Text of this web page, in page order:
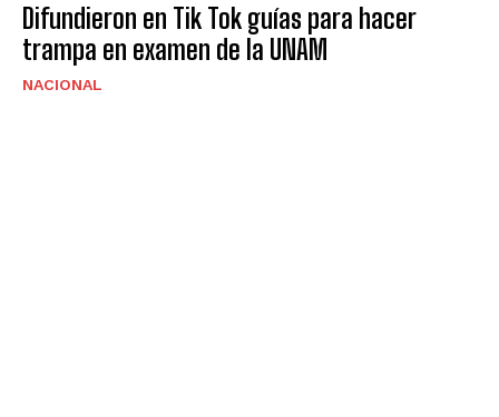
Difundieron en Tik Tok guías para hacer
trampa en examen de la UNAM
NACIONAL